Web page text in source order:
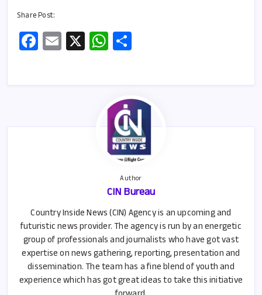
Share Post:
Fa
ce
E
m
X W
h
s
A
p
p
e
Author
CIN Bureau
Country Inside News (CIN) Agency is an upcoming and
futuristic news provider. The agency is run by an energetic
group of professionals and journalists who have got vast
expertise on news gathering, reporting, presentation and
dissemination. The team has a fine blend of youth and
experience which has got great ideas to take this initiative